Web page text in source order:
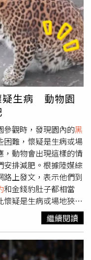
情不好，因為一直想到
軌道繞繞繞繞繞，然後
來學習怎樣待在5：1的
哈克很喜歡蒐集笑話蒐
新溫習影片，就可以讓
法，就是感恩練習。
是5：1，那，我們來自
正向的經驗透過每天
天一直累積，用五倍
練習已經是像是早上
。透過這樣的感恩練
創造快樂和喜悅的全
練習手稿〉做一個深呼
感覺到被天地眷顧被
，是我想說聲謝謝
究竟出版【延伸閱
感恩有助提升幸福
提ABC策略正視負面
readnews.php?
問題。醫籲過「這歲
范泉山說，酒精不見
，並產生有害的代謝產
這也是近年來飲食建議
」的原因。而紅肉和燒
膽酸，有致癌危險。他
人名人，多和燒烤、菸
中，范泉山最常引用
末端，就像是人體的
很快就容易損壞，就
圾桶用了50年以上，
患者年過50歲要進行
垃圾桶長久使用，重點
刷洗垃圾桶？」如果
就沾滿髒污，如果都
清洗垃圾桶，垃圾桶
常春月刊）【延伸閱
歲女因「這項異常」
新春佳節也要「3多、3
企劃方向不謀而合。
、北極熊、天鵝、
的老鷹相當傳神，彫秦
地看到每個人的狀態，
。搞笑的是，李定認為
有領地意識的天鵝，會
哭笑不得。ARKis首場
帶來〈Under the
場粉絲尖叫聲不斷，
也特別在簽唱會上進
《ARK》衝出好成
門面擔當的禾雁凱獲
票的Vin，被隊長Alex
較神秘，更像是另一
電影《黑豹 》中的瓦干
然也投Vin一票，但
一起出門他都會先付
要。」用獨有的幽默感
專輯《ARK》好成
，團員們難掩興奮心
稱讚說開全麥演唱，
疑生病 動物園
參觀時，發現園內的黑
難，懷疑是生病或場
，動物會出現這樣的情
排減肥。根據陸媒綜
上發文，表示他們到
和金錢豹肚子都相當
疑是生病或場地狹小
動物們會出現這樣的情
病也不是場地狹小。目
食物的供應。消息一出
貓肚胖了也這樣哈哈
繼續閱讀